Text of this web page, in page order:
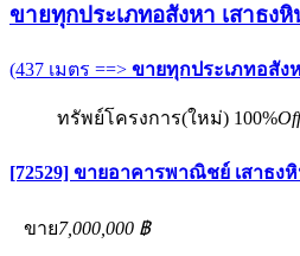
ขายทุกประเภทอสังหา เสาธง
(437 เมตร ==> ขายทุกประเภทอสังห
ทรัพย์โครงการ(ใหม่) 100%Off
[72529] ขายอาคารพาณิชย์ เสาธ
ขาย7,000,000 ฿